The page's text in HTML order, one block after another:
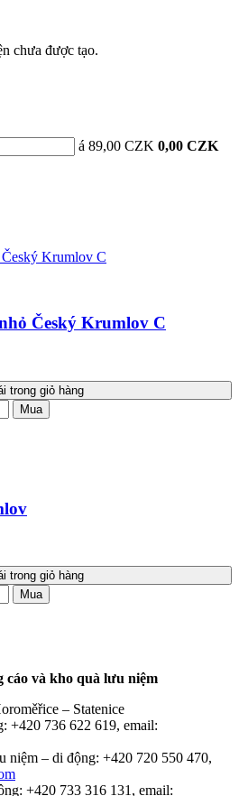
chưa được tạo.
á 89,00 CZK 0,00 CZK
Český Krumlov C
trong giỏ hàng
Mua
trong giỏ hàng
Mua
cáo và kho quà lưu niệm
– Statenice
+420 736 622 619, email:
niệm – di động: +420 720 550 470,
+420 733 316 131, email: